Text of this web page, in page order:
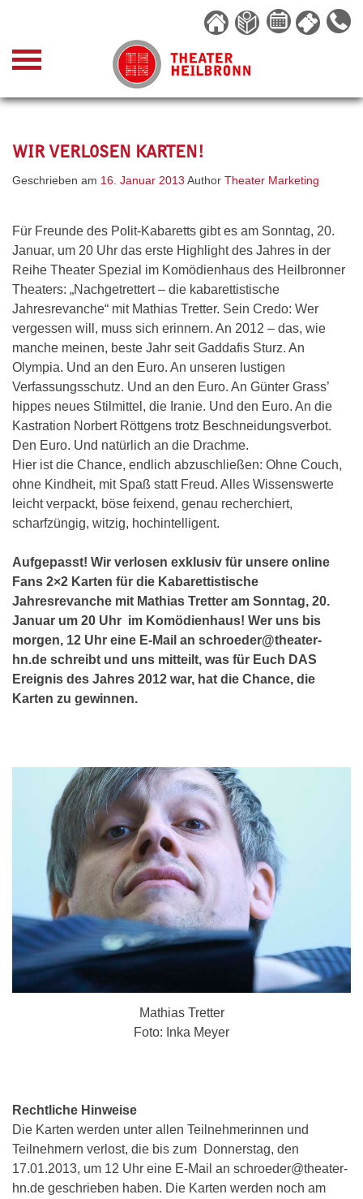
content
WIR VERLOSEN KARTEN!
Geschrieben am 16. Januar 2013 Author Theater Marketing
Für Freunde des Polit-Kabaretts gibt es am Sonntag, 20.
Januar, um 20 Uhr das erste Highlight des Jahres in der
Reihe Theater Spezial im Komödienhaus des Heilbronner
Theaters: „Nachgetrettert – die kabarettistische
Jahresrevanche“ mit Mathias Tretter. Sein Credo: Wer
vergessen will, muss sich erinnern. An 2012 – das, wie
manche meinen, beste Jahr seit Gaddafis Sturz. An
Olympia. Und an den Euro. An unseren lustigen
Verfassungsschutz. Und an den Euro. An Günter Grass’
hippes neues Stilmittel, die Iranie. Und den Euro. An die
Kastration Norbert Röttgens trotz Beschneidungsverbot.
Den Euro. Und natürlich an die Drachme.
Hier ist die Chance, endlich abzuschließen: Ohne Couch,
ohne Kindheit, mit Spaß statt Freud. Alles Wissenswerte
leicht verpackt, böse feixend, genau recherchiert,
scharfzüngig, witzig, hochintelligent.
Aufgepasst! Wir verlosen exklusiv für unsere online
Fans 2×2 Karten für die Kabarettistische
Jahresrevanche mit Mathias Tretter am Sonntag, 20.
Januar um 20 Uhr im Komödienhaus! Wer uns bis
morgen, 12 Uhr eine E-Mail an schroeder@theater-
hn.de schreibt und uns mitteilt, was für Euch DAS
Ereignis des Jahres 2012 war, hat die Chance, die
Karten zu gewinnen.
Mathias Tretter
Foto: Inka Meyer
Rechtliche Hinweise
Die Karten werden unter allen Teilnehmerinnen und
Teilnehmern verlost, die bis zum Donnerstag, den
17.01.2013, um 12 Uhr eine E-Mail an schroeder@theater-
hn.de geschrieben haben. Die Karten werden noch am